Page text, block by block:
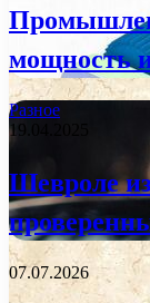
мощность
Разное
19.04.2025
Шевроле
07.07.2026